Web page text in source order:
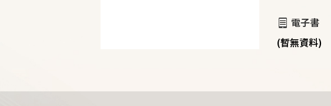
電子書
(暫無資料)